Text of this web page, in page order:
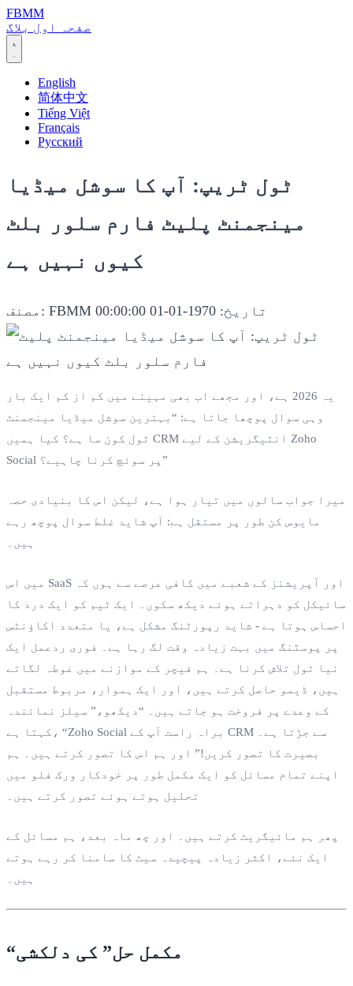
FBMM
صفحہ اول بلاگ
English
简体中文
Tiếng Việt
Français
Русский
ٹول ٹریپ: آپ کا سوشل میڈیا
مینجمنٹ پلیٹ فارم سلور بلٹ
کیوں نہیں ہے
مصنف: FBMM تاریخ: 1970-01-01 00:00:00
یہ 2026 ہے، اور مجھے اب بھی مہینے میں کم از کم ایک بار
وہی سوال پوچھا جاتا ہے: “بہترین سوشل میڈیا مینجمنٹ
ٹول کون سا ہے؟ کیا ہمیں CRM انٹیگریشن کے لیے Zoho
Social پر سوئچ کرنا چاہیے؟”
میرا جواب سالوں میں تیار ہوا ہے، لیکن اس کا بنیادی حصہ
مایوس کن طور پر مستقل ہے: آپ شاید غلط سوال پوچھ رہے
ہیں۔
میں اس SaaS اور آپریشنز کے شعبے میں کافی عرصے سے ہوں کہ
سائیکل کو دہراتے ہوئے دیکھ سکوں۔ ایک ٹیم کو ایک درد کا
احساس ہوتا ہے - شاید رپورٹنگ مشکل ہے، یا متعدد اکاؤنٹس
پر پوسٹنگ میں بہت زیادہ وقت لگ رہا ہے۔ فوری ردعمل ایک
نیا ٹول تلاش کرنا ہے۔ ہم فیچر کے موازنے میں غوطہ لگاتے
ہیں، ڈیمو حاصل کرتے ہیں، اور ایک ہموار، مربوط مستقبل
کے وعدے پر فروخت ہو جاتے ہیں۔ “دیکھو،” سیلز نمائندہ
کہتا ہے، “Zoho Social براہ راست آپ کے CRM سے جڑتا ہے۔
بصیرت کا تصور کریں!” اور ہم اس کا تصور کرتے ہیں۔ ہم
اپنے تمام مسائل کو ایک مکمل طور پر خودکار ورک فلو میں
تحلیل ہوتے ہوئے تصور کرتے ہیں۔
پھر ہم مائیگریٹ کرتے ہیں۔ اور چھ ماہ بعد، ہم مسائل کے
ایک نئے، اکثر زیادہ پیچیدہ سیٹ کا سامنا کر رہے ہوتے
ہیں۔
“مکمل حل” کی دلکشی